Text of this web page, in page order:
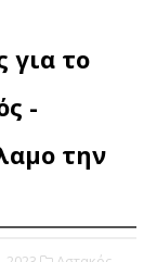
για το
-
την